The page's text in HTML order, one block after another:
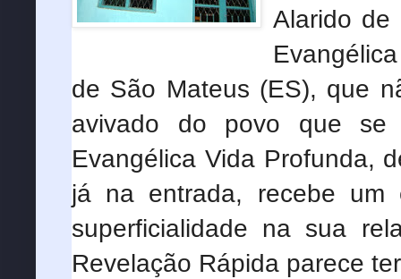
Alarido de
de São Mateus (ES), que
avivado do povo que
Evangélica Vida Profunda,
já na entrada, recebe
superficialidade na sua
Revelação Rápida parece